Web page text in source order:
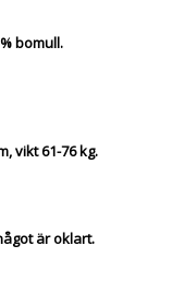
bomull.
vikt 61-76 kg.
är oklart.